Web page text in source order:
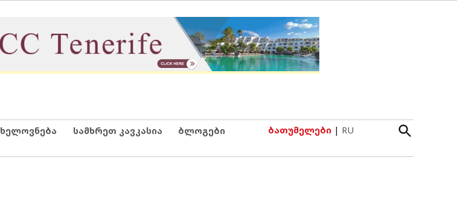
ხელოვნება სამხრეთ კავკასია ბლოგები ბათუმელები | RU
Open
Search